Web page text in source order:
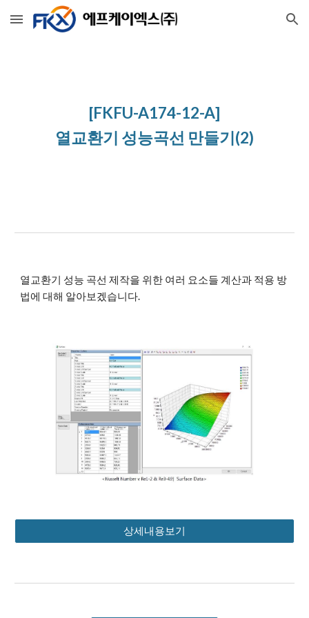
Skip to main content Skip to navigation
[FKFU-A174-12-A]
열교환기 성능곡선 만들기(2)
열교환기 성능 곡선 제작을 위한 여러 요소들 계산과 적용 방
법에 대해 알아보겠습니다.
상세내용보기